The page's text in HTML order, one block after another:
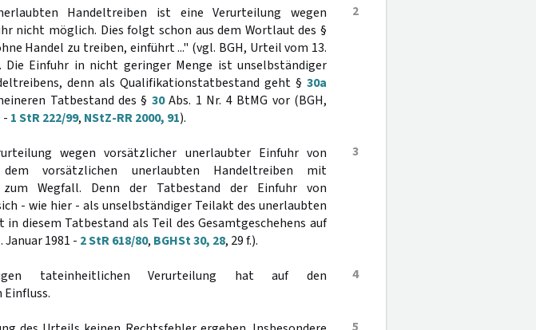
2
Handeltreiben ist eine Verurteilung wegen
nicht möglich. Dies folgt schon aus dem Wortlaut des §
Handel zu treiben, einführt ..." (vgl. BGH, Urteil vom 13.
Die Einfuhr in nicht geringer Menge ist unselbständiger
denn als Qualifikationstatbestand geht § 30a
Tatbestand des § 30Abs. 1 Nr. 4 BtMG vor (BGH,
- 1 StR 222/99, NStZ-RR 2000, 91).
3
wegen vorsätzlicher unerlaubter Einfuhr von
vorsätzlichen unerlaubten Handeltreiben mit
Wegfall. Denn der Tatbestand der Einfuhr von
- wie hier - als unselbständiger Teilakt des unerlaubten
diesem Tatbestand als Teil des Gesamtgeschehens auf
Januar 1981 - 2 StR 618/80, BGHSt 30, 28, 29 f.).
4
tateinheitlichen Verurteilung hat auf den